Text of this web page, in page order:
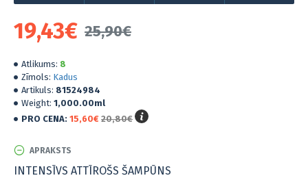
Atlikums: 8
Zīmols: Kadus
Artikuls: 81524984
Weight: 1,000.00ml
PRO CENA: 15,60€ 20,80€
25,90€
19,43€
APRAKSTS
INTENSĪVS ATTĪROŠS ŠAMPŪNS